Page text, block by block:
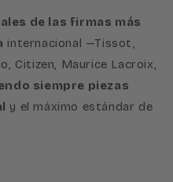
de las firmas más
internacional —Tissot,
Citizen, Maurice Lacroix,
siempre piezas
y el máximo estándar de